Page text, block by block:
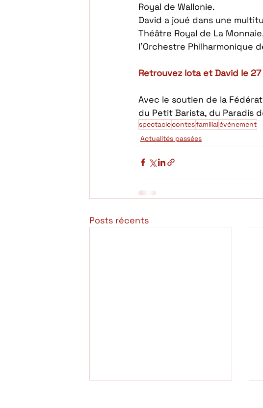
Royal de Wallonie.
David a joué dans une
Théâtre Royal de La
l’Orchestre Philharmonique
Retrouvez Iota et David le
Avec le soutien de la
du Petit Barista, du Paradis
spectaclecontesfamilialévénement
Actualités passées
Posts récents